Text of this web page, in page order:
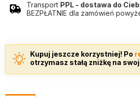
Transport PPL - dostawa do
BEZPŁATNIE dla zamówień
Kupuj jeszcze korzystniej! Po
otrzymasz stałą zniżkę na